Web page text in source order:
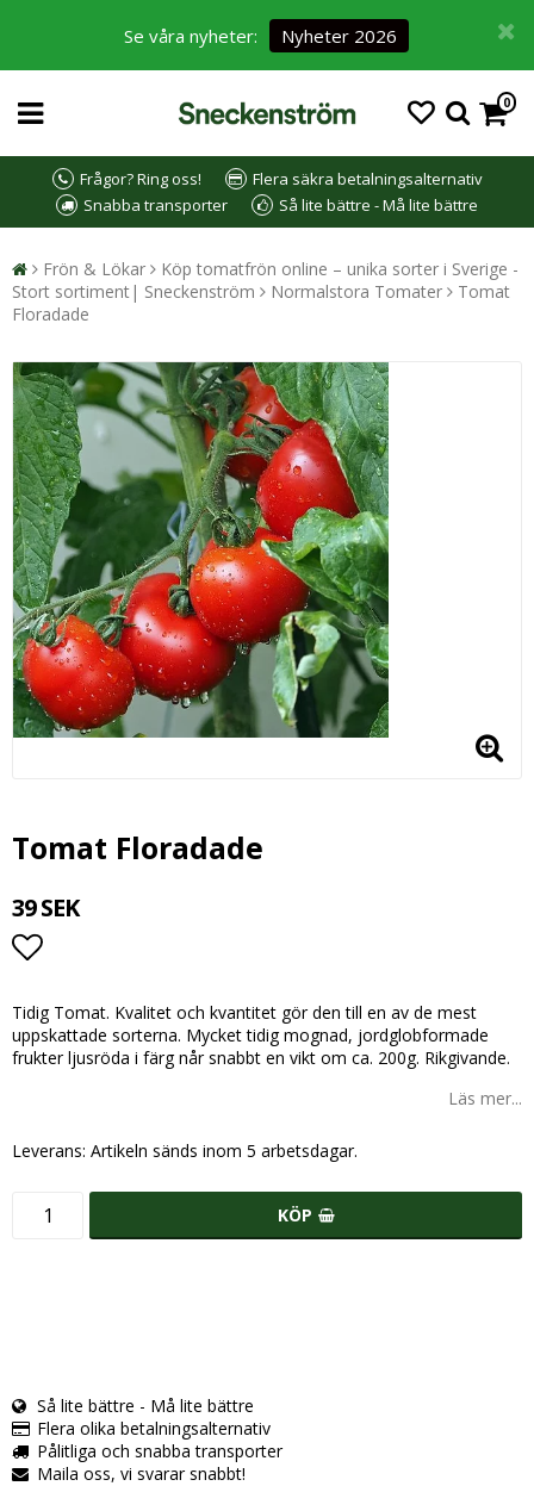
Se våra nyheter: Nyheter 2026
0
Frågor? Ring oss!
Flera säkra betalningsalternativ
Snabba transporter
Så lite bättre - Må lite bättre
Frön & Lökar
Köp tomatfrön online – unika sorter i Sverige -
Stort sortiment| Sneckenström
Normalstora Tomater
Tomat
Floradade
Tomat Floradade
39 SEK
Tidig Tomat. Kvalitet och kvantitet gör den till en av de mest
uppskattade sorterna. Mycket tidig mognad, jordglobformade
frukter ljusröda i färg når snabbt en vikt om ca. 200g. Rikgivande.
Läs mer...
Leverans: Artikeln sänds inom 5 arbetsdagar.
KÖP
Så lite bättre - Må lite bättre
Flera olika betalningsalternativ
Pålitliga och snabba transporter
Maila oss, vi svarar snabbt!